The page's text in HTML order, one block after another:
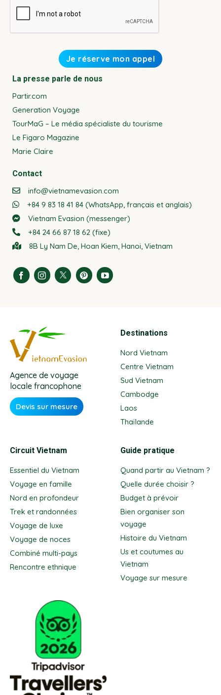
La presse parle de nous
Partir.com
Generation Voyage
TourMaG – Le média spécialiste du tourisme
Le Figaro Magazine
Marie Claire
Contact
info@vietnamevasion.com
+84 9 83 18 41 84 (WhatsApp, français et anglais)
Vietnam Evasion (messenger)
+84 24 66 87 18 62 (fixe)
8B Ly Nam De, Hoan Kiem, Hanoi, Vietnam
Agence de voyage
locale francophone
Devis sur mesure
Destinations
Nord Vietnam
Centre Vietnam
Sud Vietnam
Cambodge
Laos
Thaïlande
Circuit Vietnam
Essentiel du Vietnam
Voyage en famille
Nord en profondeur
Trek et randonnées
Voyage de luxe
Voyage de noces
Combiné multi-pays
Rencontre ethnique
Guide pratique
Quand partir au Vietnam ?
Quelle durée choisir ?
Budget à prévoir
Bien organiser son
voyage
Histoire du Vietnam
Us et coutumes au
Vietnam
Voyage sur mesure